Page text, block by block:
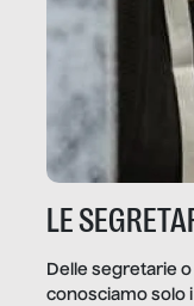
LE
Delle segretarie
conosciamo solo